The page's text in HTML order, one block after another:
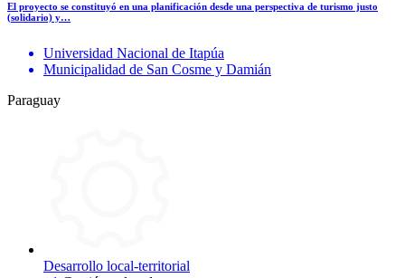
El proyecto se constituyó en una planificación desde una perspectiva de turismo justo
(solidario) y…
Universidad Nacional de Itapúa
Municipalidad de San Cosme y Damián
Paraguay
Desarrollo local-territorial